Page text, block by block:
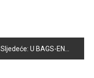
Sljedeće: U BAGS-ENERGOTEHNIKA ZAVRŠENA NAJUSPJEŠNIJA GRIJNA SEZONA